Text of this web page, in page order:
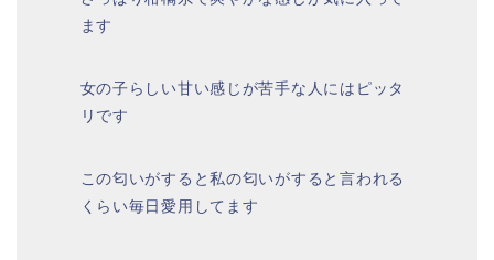
ます
女の子らしい甘い感じが苦手な人にはピッタ
リです
この匂いがすると私の匂いがすると言われる
くらい毎日愛用してます